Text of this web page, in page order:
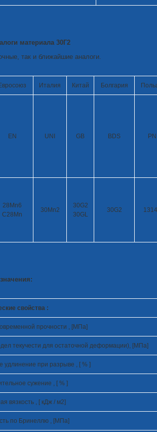
материала 30Г2
так и ближайшие аналоги.
Италия Китай Болгария
EN UNI GB BDS PN
28Mn6
C28Mn
30Mn2
30G2
30GL
30G2
свойства :
прочности , [МПа]
текучести для остаточной деформации), [МПа]
удлинение при разрыве , [ % ]
сужение , [ % ]
вязкость , [ кДж / м2]
по Бринеллю , [МПа]